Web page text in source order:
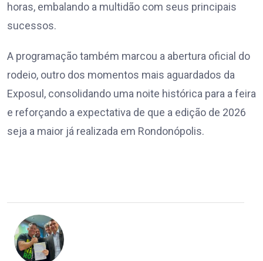
horas, embalando a multidão com seus principais
sucessos.
A programação também marcou a abertura oficial do
rodeio, outro dos momentos mais aguardados da
Exposul, consolidando uma noite histórica para a feira
e reforçando a expectativa de que a edição de 2026
seja a maior já realizada em Rondonópolis.